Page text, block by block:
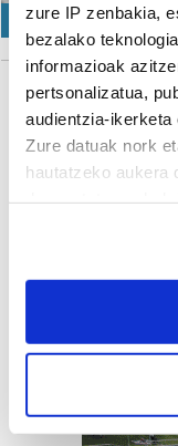
zure IP zenbakia,
bezalako
informazioak
pertsonalizatua,
audientzia-ikerketa
Zure datuak nork
hautatzeko aukera
If you allow, we
Collect
meters
Identify
specific
OROKORRA